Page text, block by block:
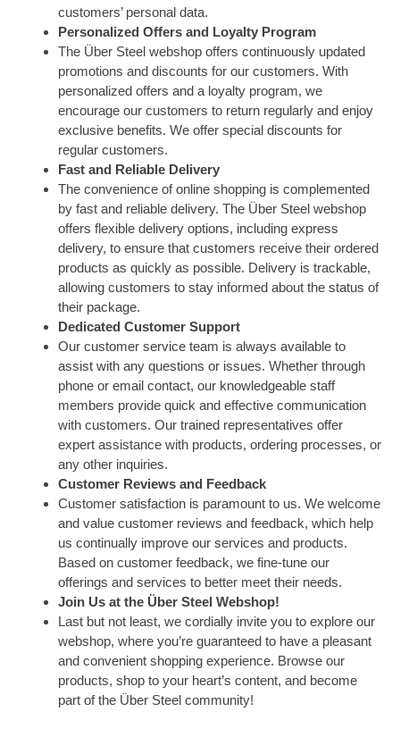
customers’ personal data.
Personalized Offers and Loyalty Program
The Über Steel webshop offers continuously updated
promotions and discounts for our customers. With
personalized offers and a loyalty program, we
encourage our customers to return regularly and enjoy
exclusive benefits. We offer special discounts for
regular customers.
Fast and Reliable Delivery
The convenience of online shopping is complemented
by fast and reliable delivery. The Über Steel webshop
offers flexible delivery options, including express
delivery, to ensure that customers receive their ordered
products as quickly as possible. Delivery is trackable,
allowing customers to stay informed about the status of
their package.
Dedicated Customer Support
Our customer service team is always available to
assist with any questions or issues. Whether through
phone or email contact, our knowledgeable staff
members provide quick and effective communication
with customers. Our trained representatives offer
expert assistance with products, ordering processes, or
any other inquiries.
Customer Reviews and Feedback
Customer satisfaction is paramount to us. We welcome
and value customer reviews and feedback, which help
us continually improve our services and products.
Based on customer feedback, we fine-tune our
offerings and services to better meet their needs.
Join Us at the Über Steel Webshop!
Last but not least, we cordially invite you to explore our
webshop, where you’re guaranteed to have a pleasant
and convenient shopping experience. Browse our
products, shop to your heart’s content, and become
part of the Über Steel community!